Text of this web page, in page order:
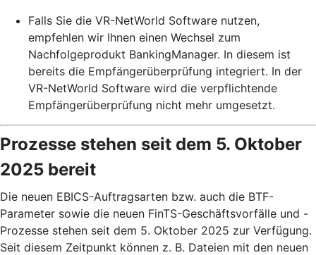
Falls Sie die VR-NetWorld Software nutzen,
empfehlen wir Ihnen einen Wechsel zum
Nachfolgeprodukt BankingManager. In diesem ist
bereits die Empfängerüberprüfung integriert. In der
VR-NetWorld Software wird die verpflichtende
Empfängerüberprüfung nicht mehr umgesetzt.
Prozesse stehen seit dem 5. Oktober
2025 bereit
Die neuen EBICS-Auftragsarten bzw. auch die BTF-
Parameter sowie die neuen FinTS-Geschäftsvorfälle und -
Prozesse stehen seit dem 5. Oktober 2025 zur Verfügung.
Seit diesem Zeitpunkt können z. B. Dateien mit den neuen